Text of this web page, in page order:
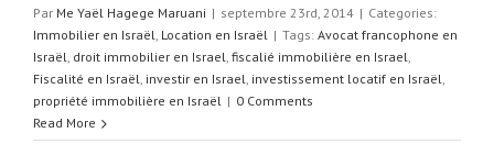
Par Me Yaël Hagege Maruani | septembre 23rd, 2014 | Categories:
Immobilier en Israël, Location en Israël | Tags: Avocat francophone en
Israël, droit immobilier en Israel, fiscalié immobilière en Israel,
Fiscalité en Israël, investir en Israel, investissement locatif en Israël,
propriété immobilière en Israël | 0 Comments
Read More